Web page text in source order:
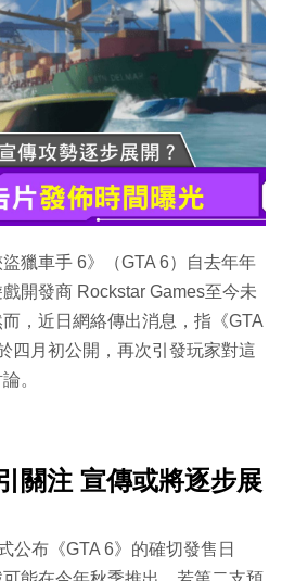
獵車手 6》（GTA 6）自去年年
開發商 Rockstar Games至今未
，近日網絡傳出消息，指《GTA
四月初公開，再次引發玩家對這
。
關注 宣傳或將逐步展
公布《GTA 6》的確切發售日